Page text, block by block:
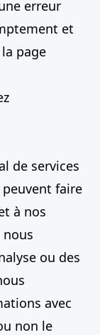
erreur
et
page
de services
faire
à nos
ou des
avec
non le